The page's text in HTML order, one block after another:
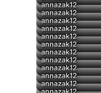
annazak12
annazak12
annazak12
annazak12
annazak12
annazak12
annazak12
annazak12
annazak12
annazak12
annazak12
annazak12